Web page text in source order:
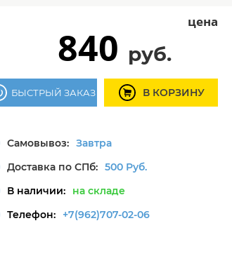
цена
840 руб.
БЫСТРЫЙ ЗАКАЗ В КОРЗИНУ
Самовывоз: Завтра
Доставка по СПб: 500 Руб.
В наличии:
на складе
Телефон:
+7(962)707-02-06